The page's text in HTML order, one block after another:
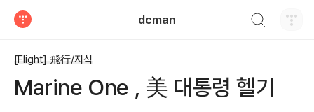
dcman
[Flight] 飛行/지식
Marine One , 美 대통령 헬기